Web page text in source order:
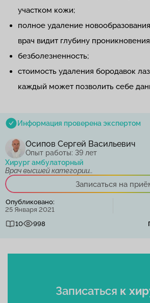
участком кожи;
полное удаление новообразования
врач видит глубину
безболезненность;
стоимость удаления бородавок
каждый может позволить себе
Информация проверена экспертом
Осипов Сергей Васильевич
Опыт работы: 39 лет
Хирург амбулаторный
Врач высшей категории..
Записаться на
Опубликовано:
25 Января 2021
10
998
Записаться к